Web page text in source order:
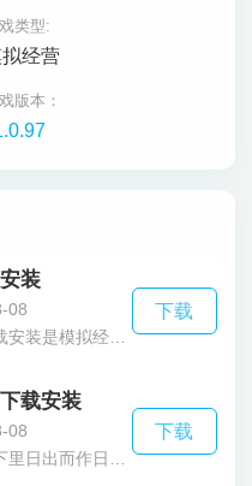
类型:
经营
版本：
装
08
这款中餐厅手游下载安装是模拟经营类游戏，在里面玩家们将扮演一位店长从40多为能力不同各有所长的明星里面挑选出五位合伙人，不断的探索和磨练自己的厨艺把餐厅开到世界的每一个角落。中餐厅手游下载安装游戏里面有着八大菜系什么宫保鸡丁、剁椒鱼头、东坡肉等等需要玩家们来收集解锁更有专属加成让经营的利润快速增长，还有各种风格的主题套装让你打造餐厅的装饰提高客人用餐的心情度，现在还能和朋友一起经营餐厅还在等什么快来下载体验一下吧。
下载
载安装
08
下载